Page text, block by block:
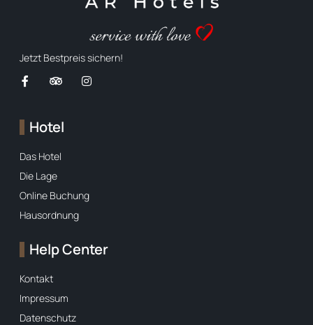
Jetzt Bestpreis sichern!
Hotel
Das Hotel
Die Lage
Online Buchung
Hausordnung
Help Center
Kontakt
Impressum
Datenschutz